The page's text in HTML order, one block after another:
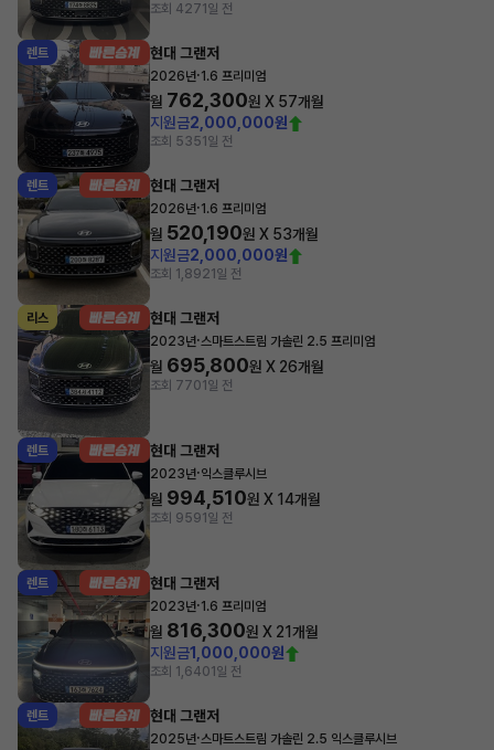
조회 4271일 전
렌트 현대 그랜저
2026년·1.6 프리미엄
월 762,300원 X 57개월
지원금2,000,000원
조회 5351일 전
렌트 현대 그랜저
2026년·1.6 프리미엄
월 520,190원 X 53개월
지원금2,000,000원
조회 1,8921일 전
리스 현대 그랜저
2023년·스마트스트림 가솔린 2.5 프리미엄
월 695,800원 X 26개월
조회 7701일 전
렌트 현대 그랜저
2023년·익스클루시브
월 994,510원 X 14개월
조회 9591일 전
렌트 현대 그랜저
2023년·1.6 프리미엄
월 816,300원 X 21개월
지원금1,000,000원
조회 1,6401일 전
렌트 현대 그랜저
2025년·스마트스트림 가솔린 2.5 익스클루시브